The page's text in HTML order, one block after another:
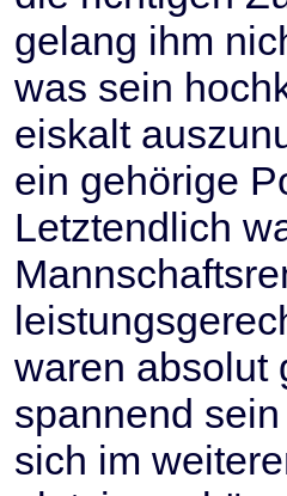
gelang ihm
was sein
eiskalt
ein gehörige
Letztendlich
waren absolut
spannend
sich im